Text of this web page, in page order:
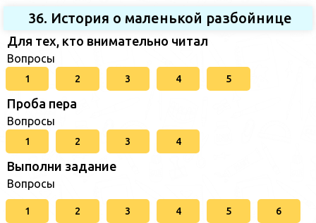
36. История о маленькой разбойнице
Для тех, кто внимательно читал
Вопросы
1 2 3 4 5
Проба пера
Вопросы
1 2 3 4
Выполни задание
Вопросы
1 2 3 4 5 6